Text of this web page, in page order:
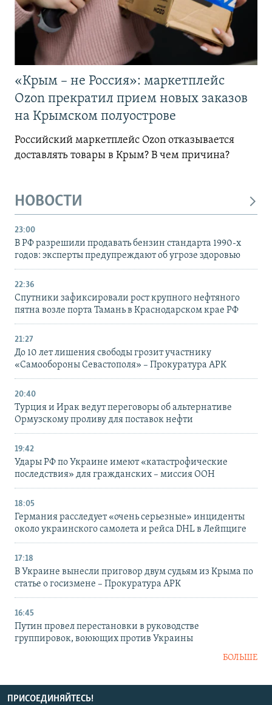
«Крым – не Россия»: маркетплейс
Ozon прекратил прием новых заказов
на Крымском полуострове
Российский маркетплейс Ozon отказывается
доставлять товары в Крым? В чем причина?
НОВОСТИ
23:00
В РФ разрешили продавать бензин стандарта 1990-х
годов: эксперты предупреждают об угрозе здоровью
22:36
Спутники зафиксировали рост крупного нефтяного
пятна возле порта Тамань в Краснодарском крае РФ
21:27
До 10 лет лишения свободы грозит участнику
«Самообороны Севастополя» – Прокуратура АРК
20:40
Турция и Ирак ведут переговоры об альтернативе
Ормузскому проливу для поставок нефти
19:42
Удары РФ по Украине имеют «катастрофические
последствия» для гражданских – миссия ООН
18:05
Германия расследует «очень серьезные» инциденты
около украинского самолета и рейса DHL в Лейпциге
17:18
В Украине вынесли приговор двум судьям из Крыма по
статье о госизмене – Прокуратура АРК
16:45
Путин провел перестановки в руководстве
группировок, воюющих против Украины
БОЛЬШЕ
ПРИСОЕДИНЯЙТЕСЬ!